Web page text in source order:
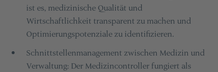
ist es, medizinische Qualität und
Wirtschaftlichkeit transparent zu machen und
Optimierungspotenziale zu identifizieren.
Schnittstellenmanagement zwischen Medizin und
Verwaltung: Der Medizincontroller fungiert als